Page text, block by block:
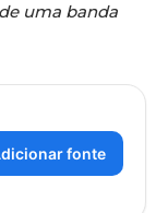
uma banda
fonte